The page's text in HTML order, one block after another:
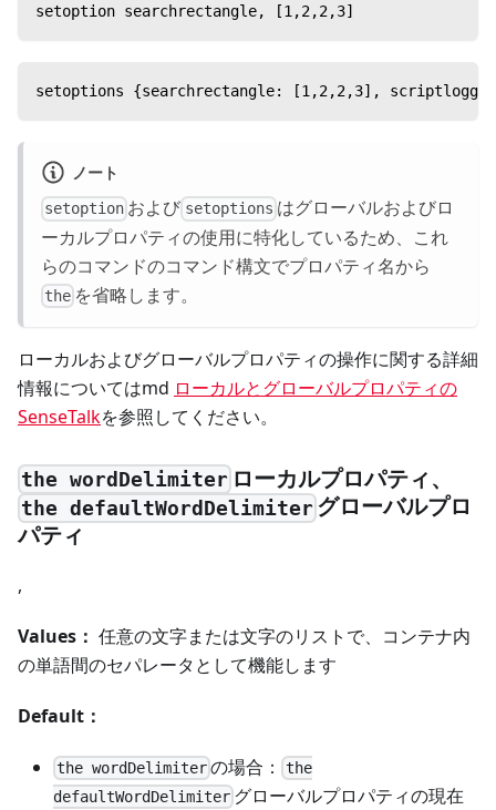
setoption searchrectangle, [1,2,2,3]
setoptions {searchrectangle: [1,2,2,3],
ノート
setoption および setoptions はグローバルおよびロ
ーカルプロパティの使用に特化しているため、これ
らのコマンドのコマンド構文でプロパティ名から
the を省略します。
ローカルおよびグローバルプロパティの操作に関する詳細
情報についてはmd ローカルとグローバルプロパティの
SenseTalkを参照してください。
the wordDelimiter ローカルプロパティ、
the defaultWordDelimiterグローバルプロ
パティ
,
Values： 任意の文字または文字のリストで、コンテナ内
の単語間のセパレータとして機能します
Default：
the wordDelimiter の場合： the
defaultWordDelimiter グローバルプロパティの現在